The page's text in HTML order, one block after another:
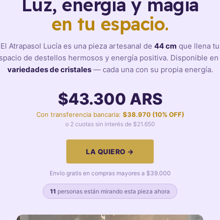
Luz, energía y magia
en tu espacio.
El Atrapasol Lucía es una pieza artesanal de 44 cm que llena tu
de destellos hermosos y energía positiva. Disponible en
variedades de cristales— cada una con su propia energía.
$43.300 ARS
Con transferencia bancaria: $38.970 (10% OFF)
o 2 cuotas sin interés de $21.650
LA QUIERO →
Envío gratis en compras mayores a $39.000
11 personas están mirando esta pieza ahora